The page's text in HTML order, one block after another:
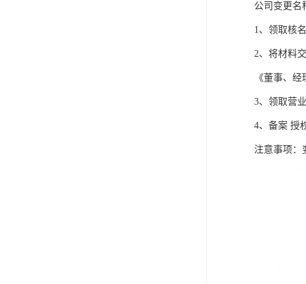
公司变更名
1、领取核
2、将材料
《董事、
3、领取营
4、备案 授
注意事项：